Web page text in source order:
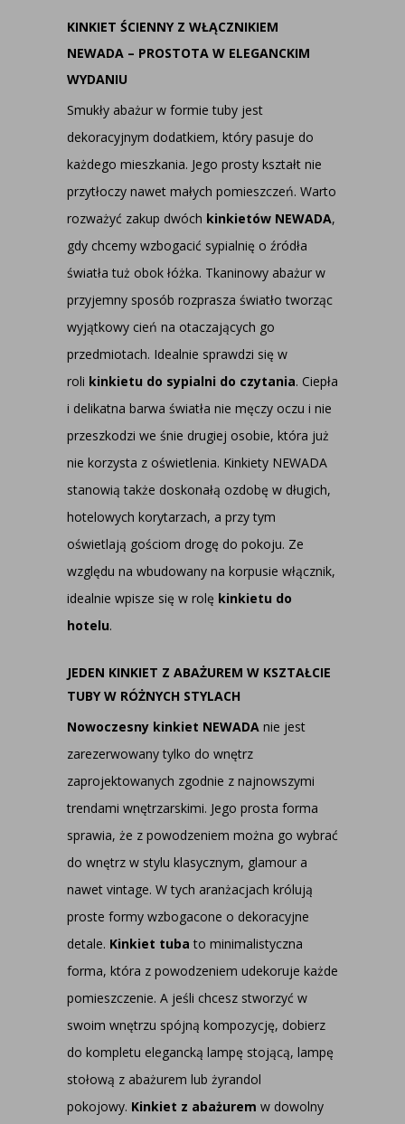
KINKIET ŚCIENNY Z WŁĄCZNIKIEM
NEWADA – PROSTOTA W ELEGANCKIM
WYDANIU
Smukły abażur w formie tuby jest
dekoracyjnym dodatkiem, który pasuje do
każdego mieszkania. Jego prosty kształt nie
przytłoczy nawet małych pomieszczeń. Warto
rozważyć zakup dwóch kinkietów NEWADA,
gdy chcemy wzbogacić sypialnię o źródła
światła tuż obok łóżka. Tkaninowy abażur w
przyjemny sposób rozprasza światło tworząc
wyjątkowy cień na otaczających go
przedmiotach. Idealnie sprawdzi się w
roli kinkietu do sypialni do czytania. Ciepła
i delikatna barwa światła nie męczy oczu i nie
przeszkodzi we śnie drugiej osobie, która już
nie korzysta z oświetlenia. Kinkiety NEWADA
stanowią także doskonałą ozdobę w długich,
hotelowych korytarzach, a przy tym
oświetlają gościom drogę do pokoju. Ze
względu na wbudowany na korpusie włącznik,
idealnie wpisze się w rolę kinkietu do
hotelu.
JEDEN KINKIET Z ABAŻUREM W KSZTAŁCIE
TUBY W RÓŻNYCH STYLACH
Nowoczesny kinkiet NEWADA nie jest
zarezerwowany tylko do wnętrz
zaprojektowanych zgodnie z najnowszymi
trendami wnętrzarskimi. Jego prosta forma
sprawia, że z powodzeniem można go wybrać
do wnętrz w stylu klasycznym, glamour a
nawet vintage. W tych aranżacjach królują
proste formy wzbogacone o dekoracyjne
detale. Kinkiet tuba to minimalistyczna
forma, która z powodzeniem udekoruje każde
pomieszczenie. A jeśli chcesz stworzyć w
swoim wnętrzu spójną kompozycję, dobierz
do kompletu elegancką lampę stojącą, lampę
stołową z abażurem lub żyrandol
pokojowy. Kinkiet z abażurem w dowolny